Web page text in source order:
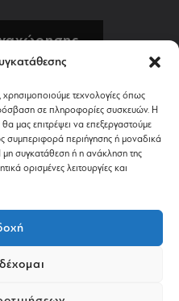
χρησιμοποιούμε τεχνολογίες όπως
σε πληροφορίες συσκευών. Η
μας επιτρέψει να επεξεργαστούμε
περιήγησης ή μοναδικά
συγκατάθεση ή η ανάκληση της
ορισμένες λειτουργίες και
πληρωμή
ALL RIGHTS RESERVED.